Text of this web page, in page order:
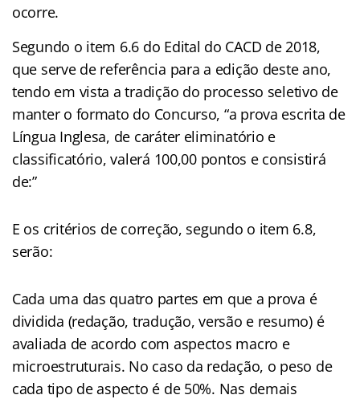
ocorre.
Segundo o item 6.6 do Edital do CACD de 2018,
que serve de referência para a edição deste ano,
tendo em vista a tradição do processo seletivo de
manter o formato do Concurso, “a prova escrita de
Língua Inglesa, de caráter eliminatório e
classificatório, valerá 100,00 pontos e consistirá
de:”
E os critérios de correção, segundo o item 6.8,
serão:
Cada uma das quatro partes em que a prova é
dividida (redação, tradução, versão e resumo) é
avaliada de acordo com aspectos macro e
microestruturais. No caso da redação, o peso de
cada tipo de aspecto é de 50%. Nas demais